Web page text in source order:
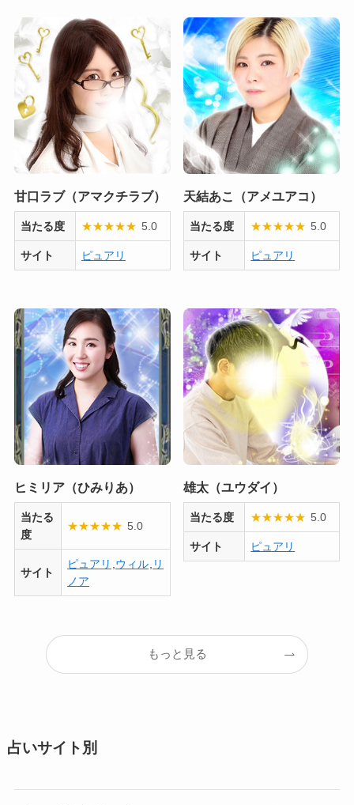
甘口ラブ（アマクチラブ）
当たる度 ★★★★★ 5.0
サイト ピュアリ
天結あこ（アメユアコ）
当たる度 ★★★★★ 5.0
サイト ピュアリ
ヒミリア（ひみりあ）
当たる
度
★★★★★ 5.0
サイト
ピュアリ ,ウィル, リ
ノア
雄太（ユウダイ）
当たる度 ★★★★★ 5.0
サイト ピュアリ
もっと見る
占いサイト別